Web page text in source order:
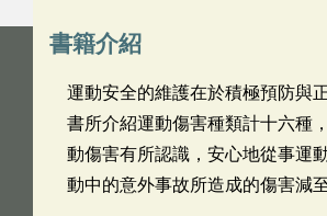
書籍介紹
運動安全的維護在於積極預防與
書所介紹運動傷害種類計十六種
動傷害有所認識，安心地從事運
動中的意外事故所造成的傷害減